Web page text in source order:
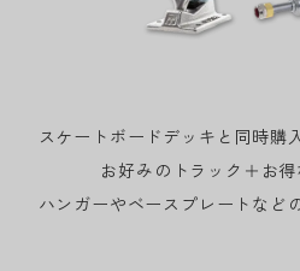
スケートボードデッキと同時購
お好みのトラック＋お得
ハンガーやベースプレートなど